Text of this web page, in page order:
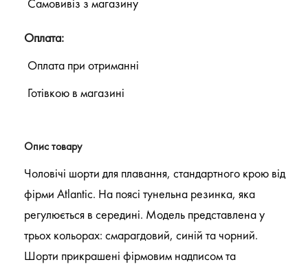
Самовивіз з магазину
Оплата:
Оплата при отриманні
Готівкою в магазині
Опис товару
Чоловічі шорти для плавання, стандартного крою від
фірми Atlantic. На поясі тунельна резинка, яка
регулюється в середині. Модель представлена у
трьох кольорах: смарагдовий, синій та чорний.
Шорти прикрашені фірмовим надписом та